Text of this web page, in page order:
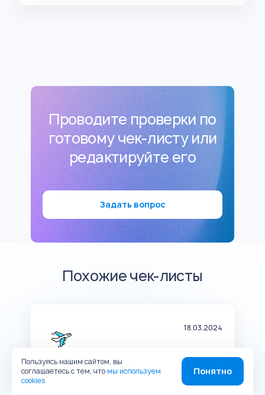
Проводите проверки по
готовому чек-листу или
редактируйте его
Задать вопрос
Похожие чек-листы
18.03.2024
Чек-лист деятельности по
Пользуясь нашим сайтом, вы
соглашаетесь с тем, что мы используем
cookies
Понятно